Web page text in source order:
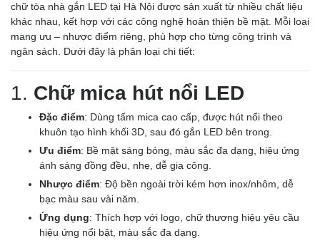
chữ tòa nhà gắn LED tại Hà Nội được sản xuất từ nhiều chất liệu
khác nhau, kết hợp với các công nghệ hoàn thiện bề mặt. Mỗi loại
mang ưu – nhược điểm riêng, phù hợp cho từng công trình và
ngân sách. Dưới đây là phân loại chi tiết:
1. Chữ mica hút nổi LED
Đặc điểm: Dùng tấm mica cao cấp, được hút nổi theo
khuôn tạo hình khối 3D, sau đó gắn LED bên trong.
Ưu điểm: Bề mặt sáng bóng, màu sắc đa dạng, hiệu ứng
ánh sáng đồng đều, nhẹ, dễ gia công.
Nhược điểm: Độ bền ngoài trời kém hơn inox/nhôm, dễ
bạc màu sau vài năm.
Ứng dụng: Thích hợp với logo, chữ thương hiệu yêu cầu
hiệu ứng nổi bật, màu sắc đa dạng.